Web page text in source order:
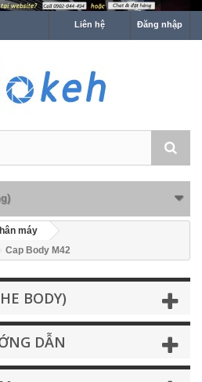
Đăng nhập
Liên hệ
máy
Cap Body M42
BODY)
DẪN